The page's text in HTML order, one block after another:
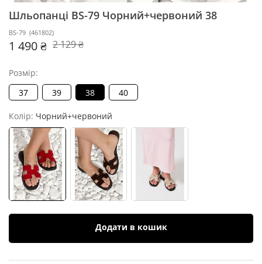
Шльопанці BS-79 Чорний+червоний 38
BS-79 (461802)
1 490 ₴ 2 129 ₴
Розмір:
37
39 38 40
Колір: Чорний+червоний
Додати в кошик